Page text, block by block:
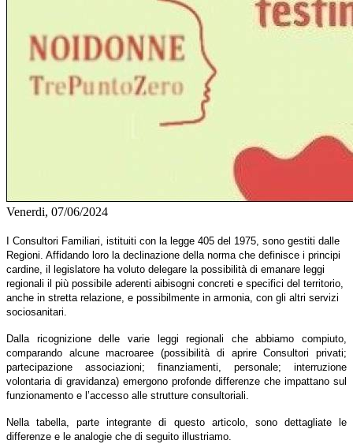
Venerdi, 07/06/2024
I Consultori Familiari, istituiti con la legge 405 del 1975, sono gestiti dalle
Regioni. Affidando loro la declinazione della norma che definisce i principi
cardine, il legislatore ha voluto delegare la possibilità di emanare leggi
regionali il più possibile aderenti aibisogni concreti e specifici del territorio,
anche in stretta relazione, e possibilmente in armonia, con gli altri servizi
sociosanitari.
Dalla ricognizione delle varie leggi regionali che abbiamo compiuto,
comparando alcune macroaree (possibilità di aprire Consultori privati;
partecipazione associazioni; finanziamenti, personale; interruzione
volontaria di gravidanza) emergono profonde differenze che impattano sul
funzionamento e l’accesso alle strutture consultoriali.
Nella tabella, parte integrante di questo articolo, sono dettagliate le
differenze e le analogie che di seguito illustriamo.